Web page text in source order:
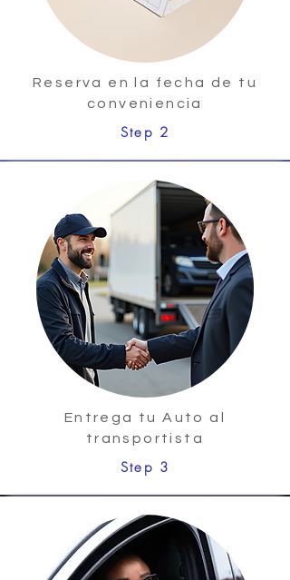
Reserva en la fecha de tu
conveniencia
Step 2
Entrega tu Auto al
transportista
Step 3